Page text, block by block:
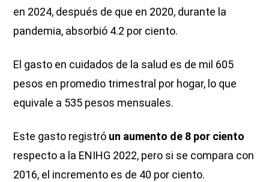
en 2024, después de que en 2020, durante la
pandemia, absorbió 4.2 por ciento.
El gasto en cuidados de la salud es de mil 605
pesos en promedio trimestral por hogar, lo que
equivale a 535 pesos mensuales.
Este gasto registró un aumento de 8 por ciento
respecto a la ENIHG 2022, pero si se compara con
2016, el incremento es de 40 por ciento.